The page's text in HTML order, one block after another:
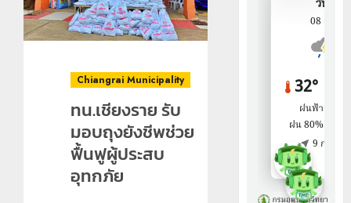
Chiangrai Municipality
ทน.เชียงราย รับ
มอบถุงยังชีพช่วย
ฟื้นฟูผู้ประสบ
อุทกภัย